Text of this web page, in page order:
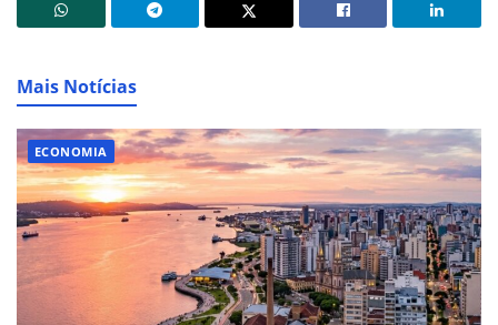
Mais Notícias
ECONOMIA